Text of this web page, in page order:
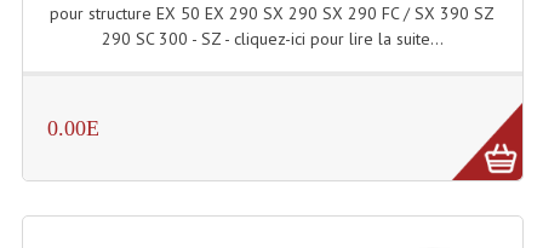
Amplificateurs
Compresseurs , Limiteurs , Noise Gate
pour structure EX 50 EX 290 SX 290 SX 290 FC / SX 390 SZ
290 SC 300 - SZ - cliquez-ici pour lire la suite...
0.00E